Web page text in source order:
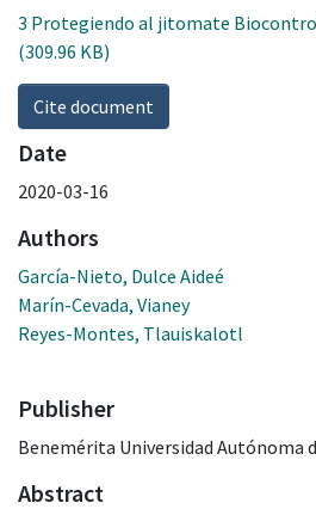
3 Protegiendo al jitomate
(309.96 KB)
Cite document
Date
2020-03-16
Authors
García-Nieto, Dulce Aideé
Marín-Cevada, Vianey
Reyes-Montes, Tlauiskalotl
Publisher
Benemérita Universidad Autónoma
Abstract